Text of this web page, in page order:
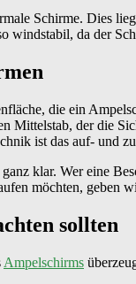
Schirme. Dies
windstabil, da der
die ein
Mittelstab, der die
ist das auf- und
klar. Wer eine
möchten, geben
sollten
Ampelschirms